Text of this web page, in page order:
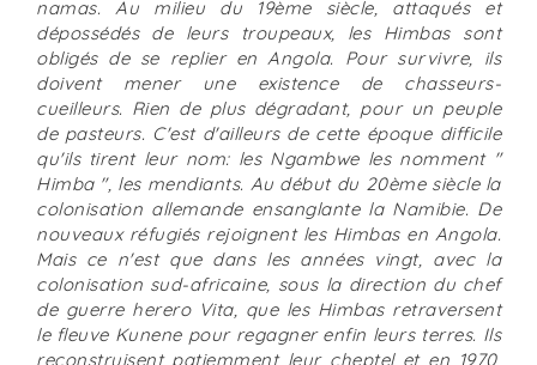
namas. Au milieu du 19ème siècle, attaqués et
dépossédés de leurs troupeaux, les Himbas sont
obligés de se replier en Angola. Pour survivre, ils
doivent mener une existence de chasseurs-
cueilleurs. Rien de plus dégradant, pour un peuple
de pasteurs. C'est d'ailleurs de cette époque difficile
qu'ils tirent leur nom: les Ngambwe les nomment "
Himba ", les mendiants. Au début du 20ème siècle la
colonisation allemande ensanglante la Namibie. De
nouveaux réfugiés rejoignent les Himbas en Angola.
Mais ce n'est que dans les années vingt, avec la
colonisation sud-africaine, sous la direction du chef
de guerre herero Vita, que les Himbas retraversent
le fleuve Kunene pour regagner enfin leurs terres. Ils
reconstruisent patiemment leur cheptel et en 1970,